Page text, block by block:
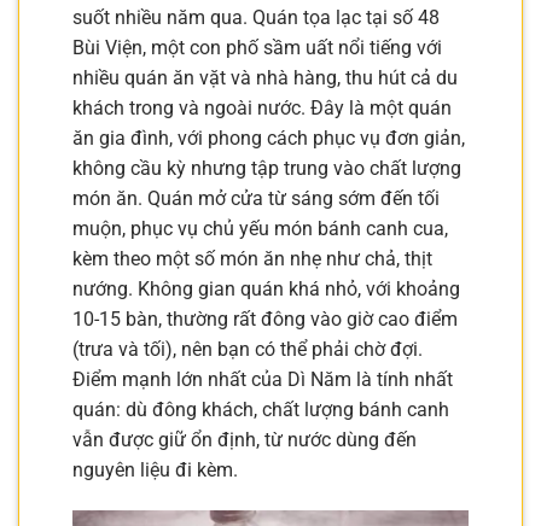
suốt nhiều năm qua. Quán tọa lạc tại số 48
Bùi Viện, một con phố sầm uất nổi tiếng với
nhiều quán ăn vặt và nhà hàng, thu hút cả du
khách trong và ngoài nước. Đây là một quán
ăn gia đình, với phong cách phục vụ đơn giản,
không cầu kỳ nhưng tập trung vào chất lượng
món ăn. Quán mở cửa từ sáng sớm đến tối
muộn, phục vụ chủ yếu món bánh canh cua,
kèm theo một số món ăn nhẹ như chả, thịt
nướng. Không gian quán khá nhỏ, với khoảng
10-15 bàn, thường rất đông vào giờ cao điểm
(trưa và tối), nên bạn có thể phải chờ đợi.
Điểm mạnh lớn nhất của Dì Năm là tính nhất
quán: dù đông khách, chất lượng bánh canh
vẫn được giữ ổn định, từ nước dùng đến
nguyên liệu đi kèm.